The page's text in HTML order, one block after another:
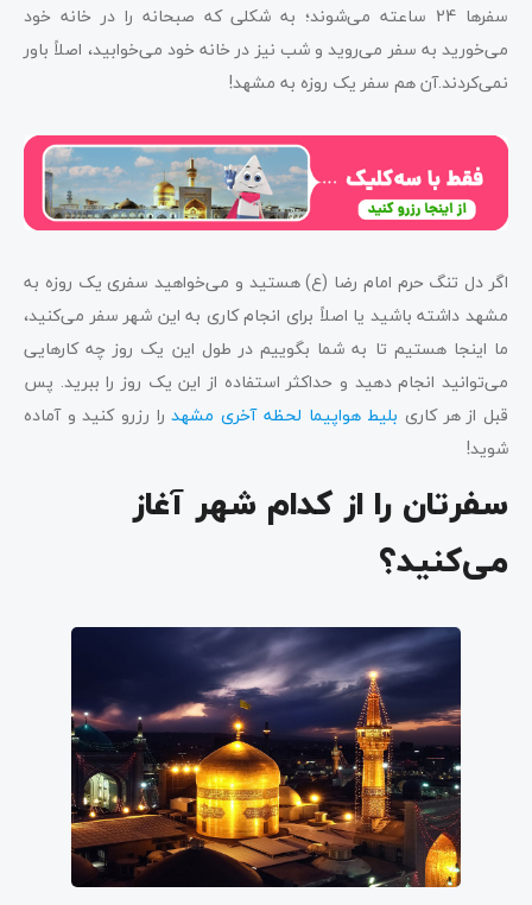
سفرها 24 ساعته می‌شوند؛ به شکلی که صبحانه را در خانه خود
می‌خورید به سفر می‌روید و شب نیز در خانه خود می‌خوابید، اصلاً باور
نمی‌کردند.آن هم سفر یک روزه به مشهد!
اگر دل تنگ حرم امام رضا (ع) هستید و می‌خواهید سفری یک روزه به
مشهد داشته باشید یا اصلاً برای انجام کاری به این شهر سفر می‌کنید،
ما اینجا هستیم تا به شما بگوییم در طول این یک روز چه کارهایی
می‌توانید انجام دهید و حداکثر استفاده از این یک روز را ببرید. پس
قبل از هر کاری بلیط هواپیما لحظه آخری مشهدرا رزرو کنید و آماده
شوید!
سفرتان را از کدام شهر آغاز
می‌کنید؟